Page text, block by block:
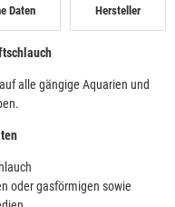
Daten Hersteller
alle gängige Aquarien und
oder gasförmigen sowie